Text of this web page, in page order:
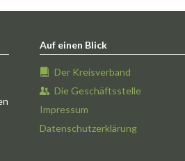
Auf einen Blick
Der Kreisverband
Die Geschäftsstelle
Impressum
Datenschutzerklärung